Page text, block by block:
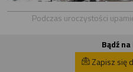
Podczas uroczystości
Bądź
Zapisz się